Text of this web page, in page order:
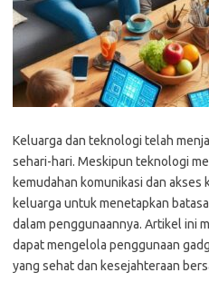
Keluarga dan teknologi telah
sehari-hari. Meskipun teknologi
kemudahan komunikasi dan akses
keluarga untuk menetapkan
dalam penggunaannya. Artikel ini
dapat mengelola penggunaan
yang sehat dan kesejahteraan